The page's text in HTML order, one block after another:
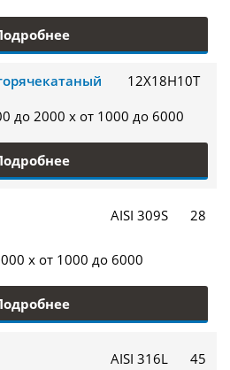
12Х18Н10Т
до 2000 x от 1000 до 6000
AISI 309S 28
x от 1000 до 6000
AISI 316L 45